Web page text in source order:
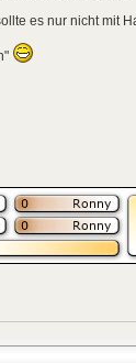
es nur nicht mit